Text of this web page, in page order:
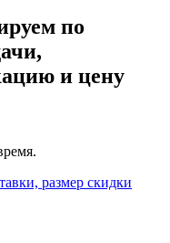
по
и цену
размер скидки